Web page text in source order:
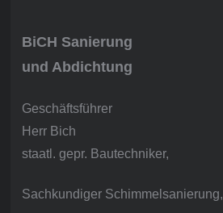
BiCH Sanierung
und Abdichtung
Geschäftsführer
Herr Bich
staatl. gepr. Bautechniker,
Sachkundiger Schimmelsanierung,